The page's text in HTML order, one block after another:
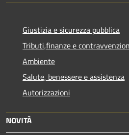
Giustizia e sicurezza pubblica
Tributi,finanze e
Ambiente
Salute, benessere e assistenza
Autorizzazioni
NOVITÀ